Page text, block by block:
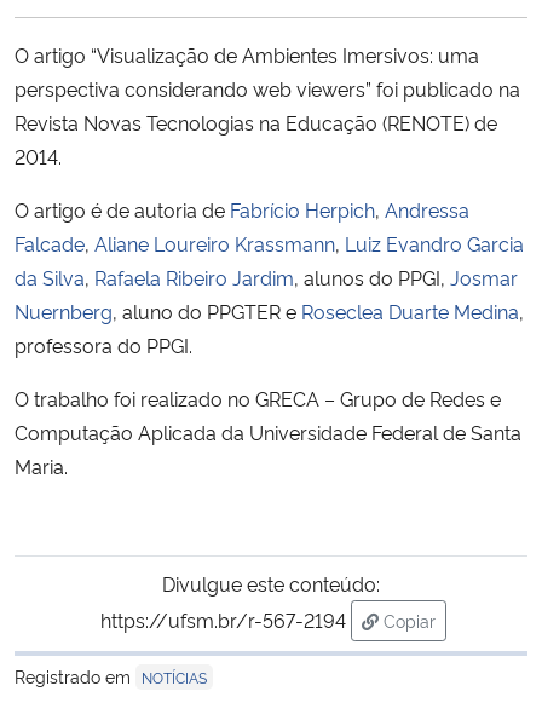
Ministério da Cidadania
Ministério da Saúde
Ministério de Minas e Energia
Ministério da Ciência, Tecnologia, Inovações e Comunicações
Ministério do Meio Ambiente
Ministério do Turismo
Ministério do Desenvolvimento Regional
Controladoria-Geral da União
Secretaria de Governo
O artigo “Visualização de Ambientes Imersivos: uma
perspectiva considerando web viewers” foi publicado na
Revista Novas Tecnologias na Educação (RENOTE) de
2014.
O artigo é de autoria de Fabrício Herpich, Andressa
Falcade, Aliane Loureiro Krassmann, Luiz Evandro Garcia
da Silva, Rafaela Ribeiro Jardim, alunos do PPGI, Josmar
Nuernberg, aluno do PPGTER e Roseclea Duarte Medina,
professora do PPGI.
O trabalho foi realizado no GRECA – Grupo de Redes e
Computação Aplicada da Universidade Federal de Santa
Maria.
Divulgue este conteúdo:
https://ufsm.br/r-567-2194
Copiar
para área de
Registrado em
NOTÍCIAS